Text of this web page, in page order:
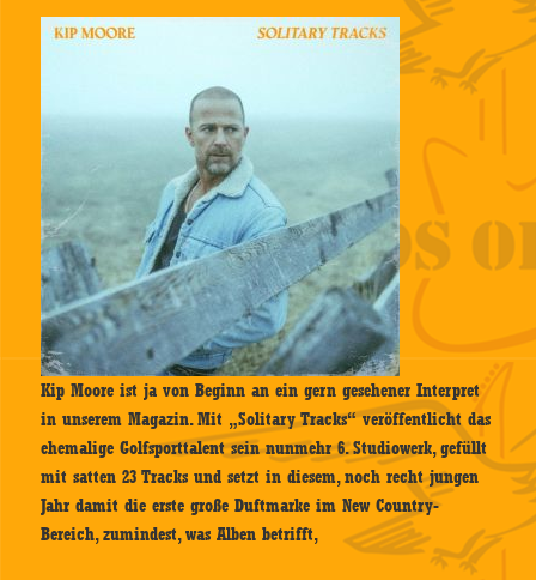
Kip Moore ist ja von Beginn an ein gern gesehener Interpret
in unserem Magazin. Mit „Solitary Tracks“ veröffentlicht das
ehemalige Golfsporttalent sein nunmehr 6. Studiowerk, gefüllt
mit satten 23 Tracks und setzt in diesem, noch recht jungen
Jahr damit die erste große Duftmarke im New Country-
Bereich, zumindest, was Alben betrifft,